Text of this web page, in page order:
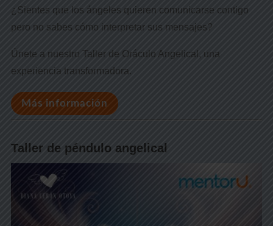
¿Sientes que los ángeles quieren comunicarse contigo
pero no sabes cómo interpretar sus mensajes?
Únete a nuestro Taller de Oráculo Angelical, una
experiencia transformadora.
Más información
Taller de péndulo angelical